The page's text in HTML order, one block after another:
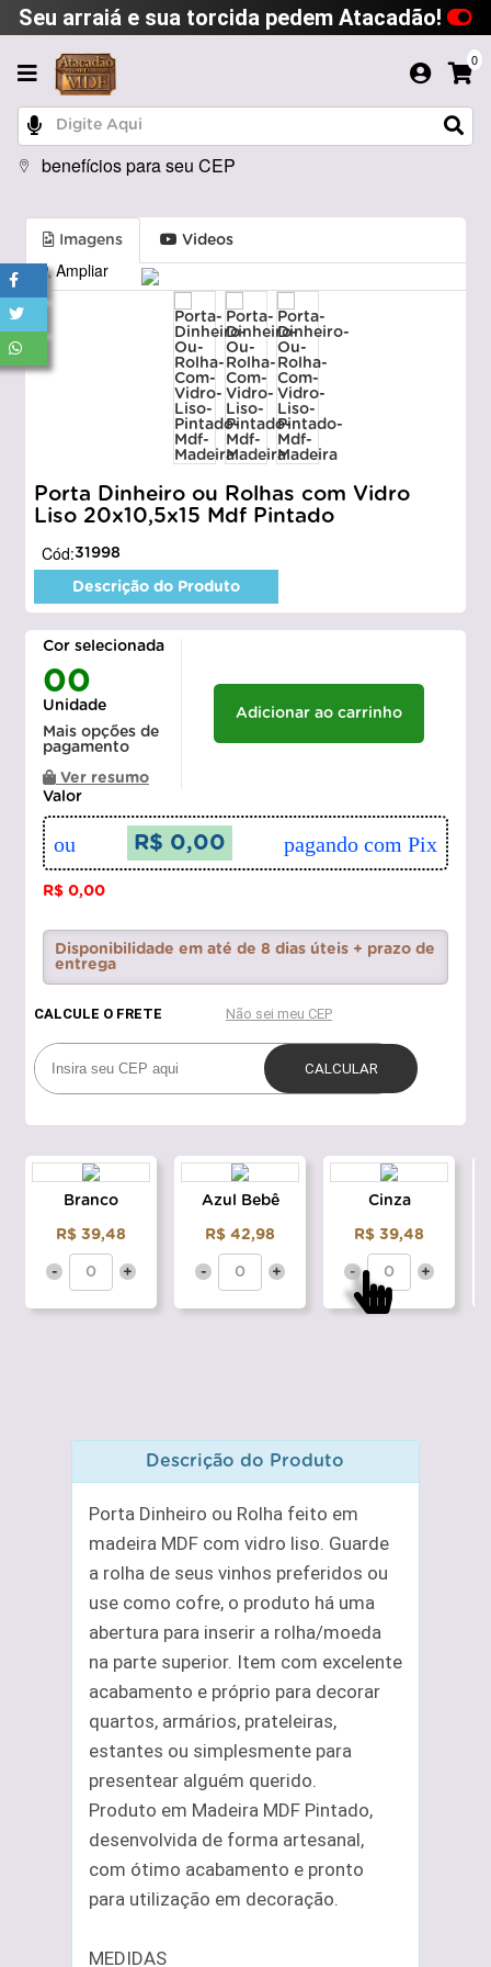
Seu arraiá e sua torcida pedem Atacadão!
0
benefícios para seu CEP
Imagens Videos
Ampliar
Porta Dinheiro ou Rolhas com Vidro
Liso 20x10,5x15 Mdf Pintado
Cód:31998
Descrição do Produto
Cor selecionada
00
Unidade
Mais opções de
pagamento
Ver resumo
Adicionar ao carrinho
Valor
ou R$ 0,00 pagando com Pix
R$ 0,00
Disponibilidade em até de 8 dias úteis + prazo de
entrega
Branco
R$ 39,48
- +
Azul Bebê
R$ 42,98
- +
Cinza
R$ 39,48
- +
Descrição do Produto
Porta Dinheiro ou Rolha feito em
madeira MDF com vidro liso. Guarde
a rolha de seus vinhos preferidos ou
use como cofre, o produto há uma
abertura para inserir a rolha/moeda
na parte superior. Item com excelente
acabamento e próprio para decorar
quartos, armários, prateleiras,
estantes ou simplesmente para
presentear alguém querido.
Produto em Madeira MDF Pintado,
desenvolvida de forma artesanal,
com ótimo acabamento e pronto
para utilização em decoração.
MEDIDAS